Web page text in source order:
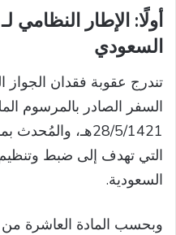
أولًا: الإطار النظامي
السعودي
تندرج عقوبة فقدان
28/5/1421هـ،
التي تهدف إلى ضبط
السعودية.
وبحسب المادة العاشرة